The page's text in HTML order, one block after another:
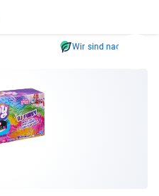
Wir sind nachhaltig